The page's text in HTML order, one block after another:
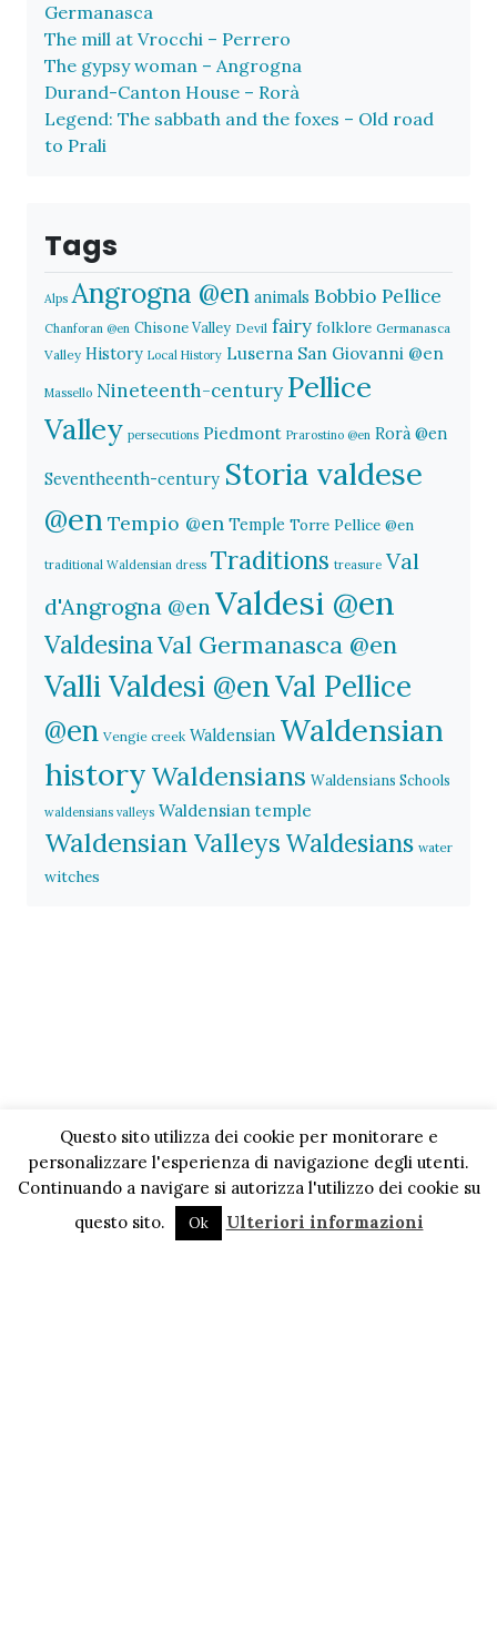
Germanasca
The mill at Vrocchi – Perrero
The gypsy woman – Angrogna
Durand-Canton House – Rorà
Legend: The sabbath and the foxes – Old road
to Prali
Tags
Alps Angrogna @en animals Bobbio Pellice
Chanforan @en Chisone Valley Devil fairy folklore Germanasca
Valley History Local History Luserna San Giovanni @en
Massello Nineteenth-century Pellice
Valley persecutions Piedmont Prarostino @en Rorà @en
Seventheenth-century Storia valdese
@en Tempio @en Temple Torre Pellice @en
traditional Waldensian dress Traditions treasure Val
d'Angrogna @enValdesi @en
ValdesinaVal Germanasca @en
Valli Valdesi @enVal Pellice
@en Vengie creek Waldensian Waldensian
historyWaldensians Waldensians Schools
waldensians valleys Waldensian temple
Waldensian Valleys Waldesians water
witches
Questo sito utilizza dei cookie per monitorare e
personalizzare l'esperienza di navigazione degli utenti.
Continuando a navigare si autorizza l'utilizzo dei cookie su
questo sito.
Ok Ulteriori informazioni